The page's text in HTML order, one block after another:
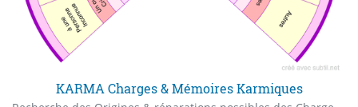
KARMA Charges & Mémoires Karmiques